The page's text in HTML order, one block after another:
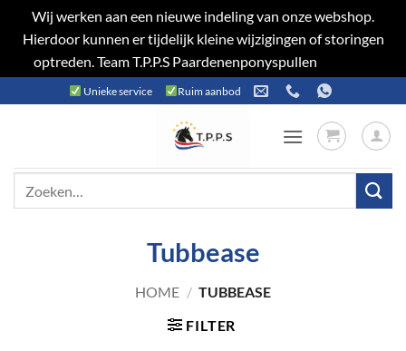
Wij werken aan een nieuwe indeling van onze webshop.
Hierdoor kunnen er tijdelijk kleine wijzigingen of storingen
optreden. Team T.P.P.S Paardenenponyspullen
naar
Unieke service Ruim aanbod
Tubbease
HOME / TUBBEASE
FILTER